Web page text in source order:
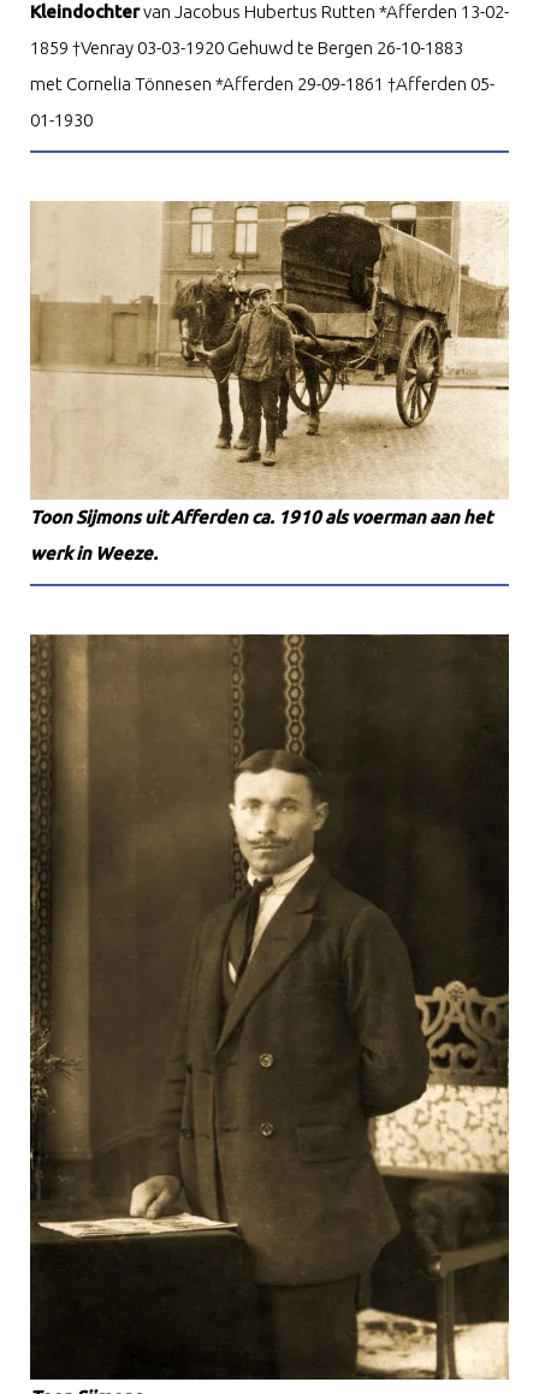
Kleindochtervan Jacobus Hubertus Rutten *Afferden 13-02-
1859 †Venray 03-03-1920 Gehuwd te Bergen 26-10-1883
met Cornelia Tönnesen *Afferden 29-09-1861 †Afferden 05-
01-1930
Toon Sijmons uit Afferden ca. 1910 als voerman aan het
werk in Weeze.